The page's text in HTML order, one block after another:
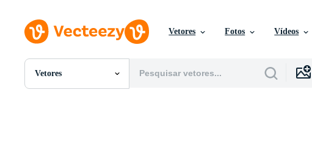
Vetores Fotos Vídeos
Vetores
Todas Imagens